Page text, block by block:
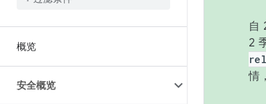
概览
安全概览
自
2
情